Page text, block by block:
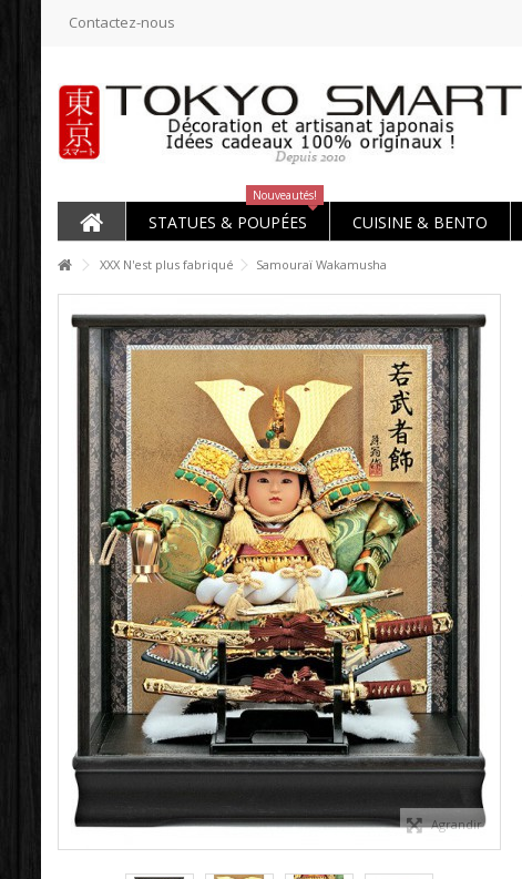
Contactez-nous
STATUES & POUPÉES
Nouveautés!
CUISINE & BENTO
XXX N'est plus fabriqué Samouraï Wakamusha
Agrandir